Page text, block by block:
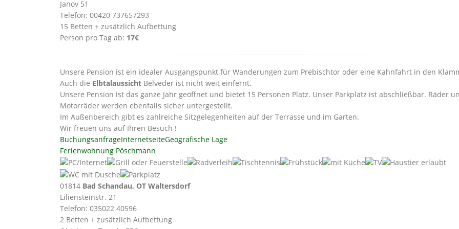
Janov 51
Telefon: 00420 737657293
15 Betten + zusätzlich Aufbettung
Person pro Tag ab: 17€
Unsere Pension ist ein idealer Ausgangspunkt für Wanderungen zum Prebischtor oder eine Kahnfahrt in den
Auch die Elbtalaussicht Belveder ist nicht weit einfernt.
Unsere Pension ist das ganze Jahr geöffnet und bietet 15 Personen Platz. Unser Parkplatz ist abschließbar. Räder
Motorräder werden ebenfalls sicher untergestellt.
Im Außenbereich gibt es zahlreiche Sitzgelegenheiten auf der Terrasse und im Garten.
Wir freuen uns auf Ihren Besuch !
BuchungsanfrageInternetseiteGeografische Lage
Ferienwohnung Pöschmann
01814 Bad Schandau, OT Waltersdorf
Liliensteinstr. 21
Telefon: 035022 40596
2 Betten + zusätzlich Aufbettung